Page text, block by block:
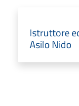
Istruttore
Asilo Nido